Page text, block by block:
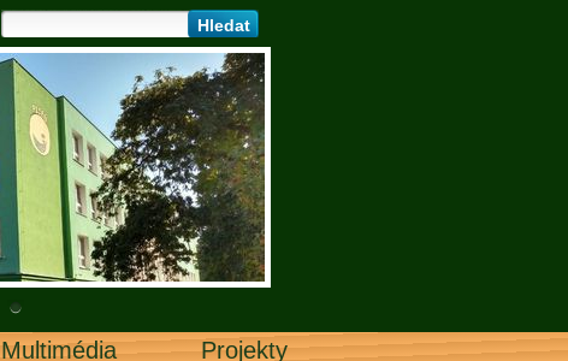
Multimédia Projekty